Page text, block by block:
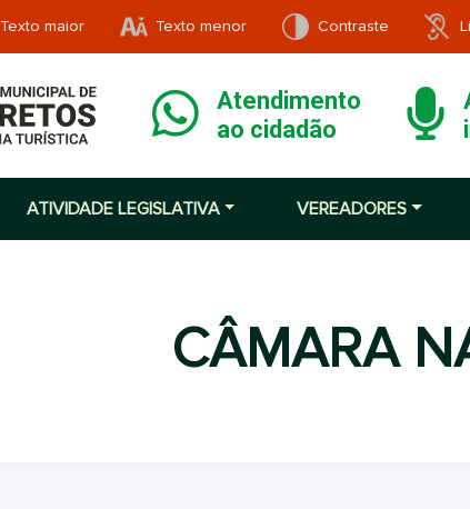
Texto maior Texto menor Contraste
Atendimento
ao cidadão
ATIVIDADE LEGISLATIVA VEREADORES
CÂMARA